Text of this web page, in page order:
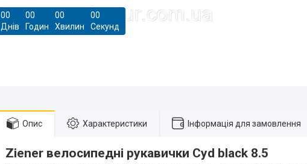
00
Днів
00
Годин
00
Хвилин
00
Секунд
Опис Характеристики Інформація для замовлення
Ziener велосипедні рукавички Cyd black 8.5